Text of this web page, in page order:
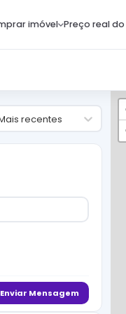
imóvel Preço real do
recentes
Enviar Mensagem